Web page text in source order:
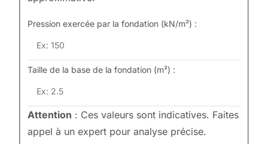
Pression exercée par la fondation (kN/m²) :
Taille de la base de la fondation (m²) :
Attention : Ces valeurs sont indicatives. Faites
appel à un expert pour analyse précise.